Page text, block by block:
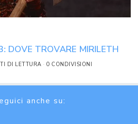
DOVE TROVARE MIRILETH
DI LETTURA 0 CONDIVISIONI
anche su: